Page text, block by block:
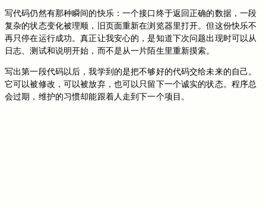
写代码仍然有那种瞬间的快乐：一个接口终于返回正确的数据，一段
复杂的状态变化被理顺，旧页面重新在浏览器里打开。但这份快乐不
再只停在运行成功。真正让我安心的，是知道下次问题出现时可以从
日志、测试和说明开始，而不是从一片陌生里重新摸索。
写出第一段代码以后，我学到的是把不够好的代码交给未来的自己。
它可以被修改，可以被放弃，也可以只留下一个诚实的状态。程序总
会过期，维护的习惯却能跟着人走到下一个项目。